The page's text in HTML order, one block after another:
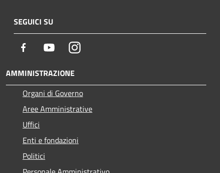
SEGUICI SU
Facebook YoutubeInstagram
AMMINISTRAZIONE
Organi di Governo
Aree Amministrative
Uffici
Enti e fondazioni
Politici